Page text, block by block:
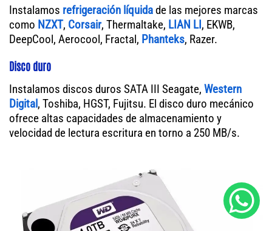
Instalamos refrigeración líquidade las mejores marcas
como NZXT, Corsair, Thermaltake, LIAN LI, EKWB,
DeepCool, Aerocool, Fractal, Phanteks, Razer.
Disco duro
Instalamos discos duros SATA III Seagate, Western
Digital, Toshiba, HGST, Fujitsu. El disco duro mecánico
ofrece altas capacidades de almacenamiento y
velocidad de lectura escritura en torno a 250 MB/s.